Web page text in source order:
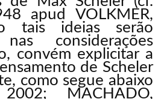
apud VOLKMER,
tais ideias serão
considerações
convém explicitar a
de Scheler
como segue abaixo
2002; MACHADO,